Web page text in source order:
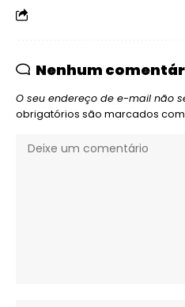
Nenhum
O seu endereço de e-mail não
obrigatórios são marcados com